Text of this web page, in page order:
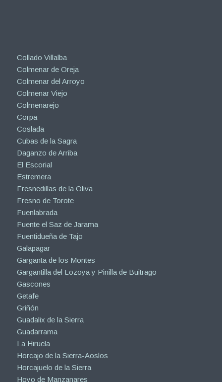
Collado Villalba
Colmenar de Oreja
Colmenar del Arroyo
Colmenar Viejo
Colmenarejo
Corpa
Coslada
Cubas de la Sagra
Daganzo de Arriba
El Escorial
Estremera
Fresnedillas de la Oliva
Fresno de Torote
Fuenlabrada
Fuente el Saz de Jarama
Fuentidueña de Tajo
Galapagar
Garganta de los Montes
Gargantilla del Lozoya y Pinilla de Buitrago
Gascones
Getafe
Griñón
Guadalix de la Sierra
Guadarrama
La Hiruela
Horcajo de la Sierra-Aoslos
Horcajuelo de la Sierra
Hoyo de Manzanares